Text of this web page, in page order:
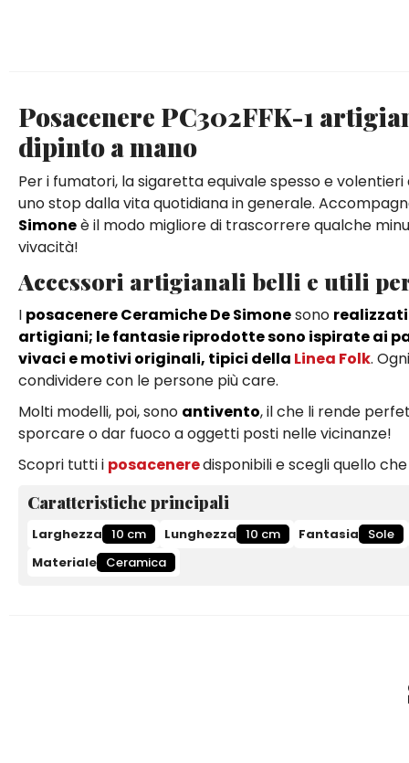
Posacenere PC302FFK-1
dipinto a mano
Per i fumatori, la sigaretta equivale spesso e
uno stop dalla vita quotidiana in generale.
Simoneè il modo migliore di trascorrere qualche
vivacità!
Accessori artigianali belli e utili
I posacenere Ceramiche De Simonesono
artigiani; le fantasie riprodotte sono ispirate ai
vivaci e motivi originali, tipici della Linea Folk.
condividere con le persone più care.
Molti modelli, poi, sono antivento, il che li rende
sporcare o dar fuoco a oggetti posti nelle vicinanze!
Scopri tutti i posaceneredisponibili e scegli quello
Caratteristiche principali
Larghezza 10 cm Lunghezza 10 cm Fantasia Sole
Materiale Ceramica